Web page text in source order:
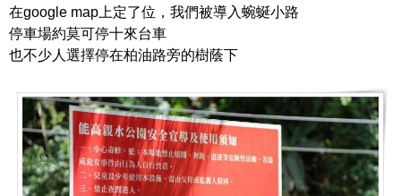
在google map上定了位，我們被導入蜿蜒小路
停車場約莫可停十來台車
也不少人選擇停在柏油路旁的樹蔭下